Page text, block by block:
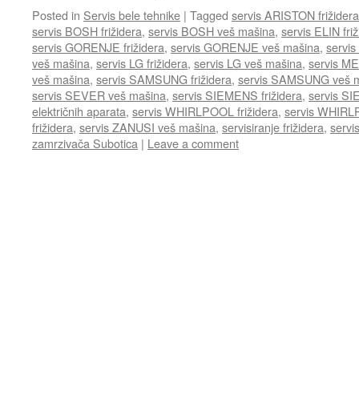
Posted in Servis bele tehnike | Tagged servis ARISTON frižidera
servis BOSH frižidera, servis BOSH veš mašina, servis ELIN
servis GORENJE frižidera, servis GORENJE veš mašina,
veš mašina, servis LG frižidera, servis LG veš mašina, servis
veš mašina, servis SAMSUNG frižidera, servis SAMSUNG veš
servis SEVER veš mašina, servis SIEMENS frižidera, servis
električnih aparata, servis WHIRLPOOL frižidera, servis
frižidera, servis ZANUSI veš mašina, servisiranje frižidera,
zamrzivača Subotica | Leave a comment